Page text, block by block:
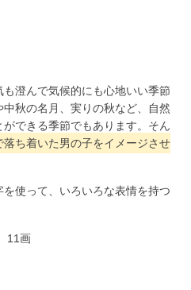
澄んで気候的にも心地いい季節
秋の名月、実りの秋など、自然
できる季節でもあります。そん
落ち着いた男の子をイメージさせ
を使って、いろいろな表情を持つ
11画